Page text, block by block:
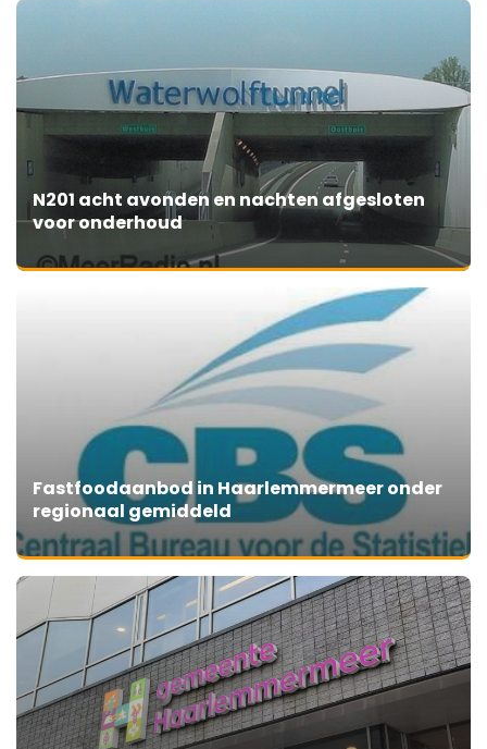
N201 acht avonden en nachten afgesloten
voor onderhoud
Fastfoodaanbod in Haarlemmermeer onder
regionaal gemiddeld